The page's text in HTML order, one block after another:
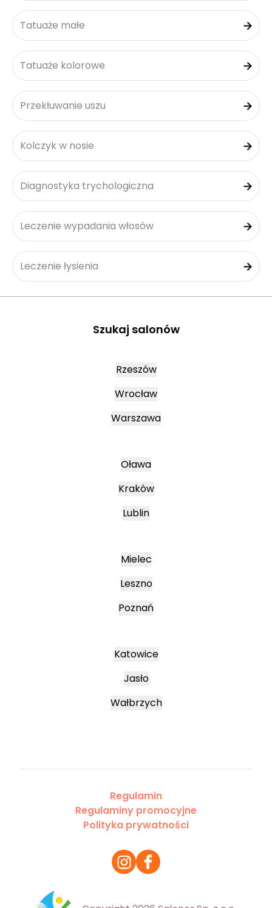
Tatuaże małe
Tatuaże kolorowe
Przekłuwanie uszu
Kolczyk w nosie
Diagnostyka trychologiczna
Leczenie wypadania włosów
Leczenie łysienia
Szukaj salonów
Rzeszów
Wrocław
Warszawa
Oława
Kraków
Lublin
Mielec
Leszno
Poznań
Katowice
Jasło
Wałbrzych
Regulamin
Regulaminy promocyjne
Polityka prywatności